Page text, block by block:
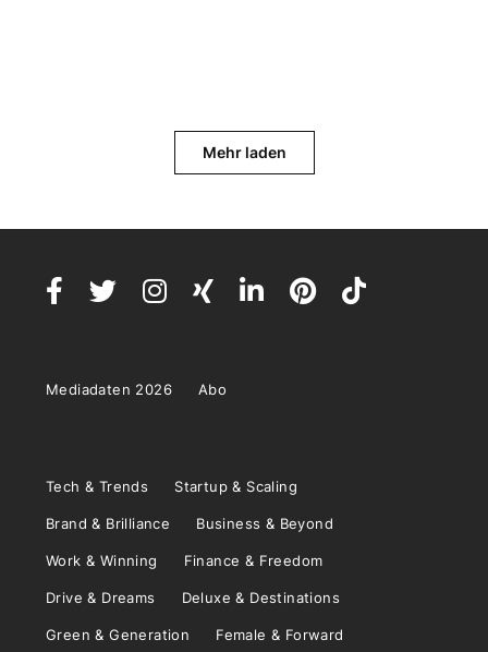
Mehr laden
Mediadaten 2026 Abo
Tech & Trends Startup & Scaling
Brand & Brilliance Business & Beyond
Work & Winning Finance & Freedom
Drive & Dreams Deluxe & Destinations
Green & Generation Female & Forward